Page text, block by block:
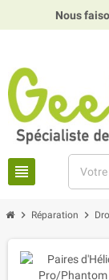
Nous faisons
view_headline
chevron_right Réparation chevron_right